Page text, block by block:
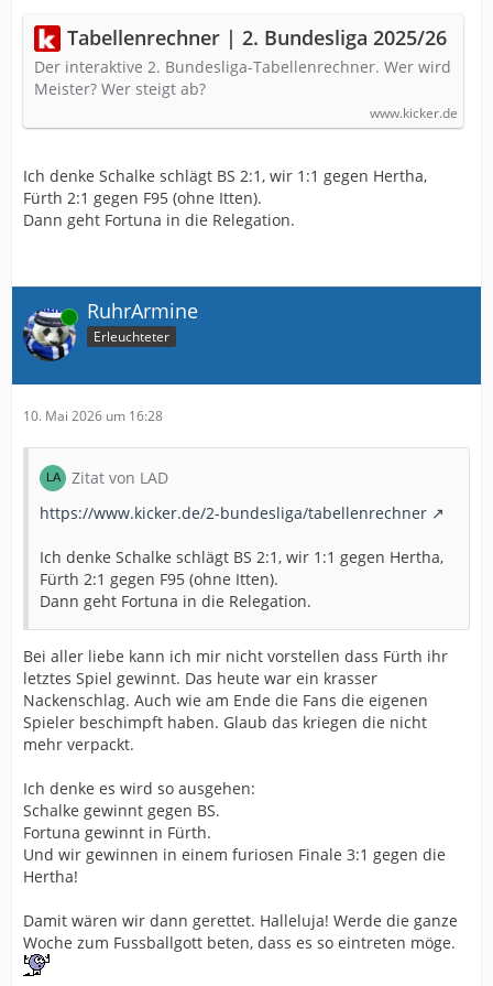
Tabellenrechner | 2. Bundesliga 2025/26
Der interaktive 2. Bundesliga-Tabellenrechner. Wer wird
Meister? Wer steigt ab?
www.kicker.de
Ich denke Schalke schlägt BS 2:1, wir 1:1 gegen Hertha,
Fürth 2:1 gegen F95 (ohne Itten).
Dann geht Fortuna in die Relegation.
Online RuhrArmine
Erleuchteter
10. Mai 2026 um 16:28
Zitat von LAD
https://www.kicker.de/2-bundesliga/tabellenrechner
Ich denke Schalke schlägt BS 2:1, wir 1:1 gegen Hertha,
Fürth 2:1 gegen F95 (ohne Itten).
Dann geht Fortuna in die Relegation.
Bei aller liebe kann ich mir nicht vorstellen dass Fürth ihr
letztes Spiel gewinnt. Das heute war ein krasser
Nackenschlag. Auch wie am Ende die Fans die eigenen
Spieler beschimpft haben. Glaub das kriegen die nicht
mehr verpackt.
Ich denke es wird so ausgehen:
Schalke gewinnt gegen BS.
Fortuna gewinnt in Fürth.
Und wir gewinnen in einem furiosen Finale 3:1 gegen die
Hertha!
Damit wären wir dann gerettet. Halleluja! Werde die ganze
Woche zum Fussballgott beten, dass es so eintreten möge.